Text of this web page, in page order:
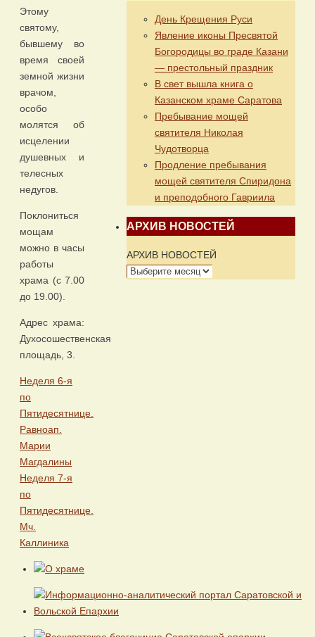
Этому
святому,
бывшему во
время своей
земной жизни
врачом,
особо
молятся об
исцелении
душевных и
телесных
недугов.
Поклониться
мощам
можно в часы
работы
храма (с 7.00
до 19.00).
Адрес храма:
Духосошественская
площадь, 3.
Неделя 6-я
по
Пятидесятнице.
Равноап.
Марии
Магдалины
Неделя 7-я
по
Пятидесятнице.
Мч.
Каллиника
День Крещения Руси
Явление иконы Пресвятой
Богородицы во граде Казани
— престольный праздник
В свет вышла книга о
Казанском храме Саратова
Пребывание мощей
святителя Николая
Чудотворца
Продление пребывания
мощей святителя Спиридона
и преподобного Гавриила
АРХИВ НОВОСТЕЙ
АРХИВ НОВОСТЕЙ